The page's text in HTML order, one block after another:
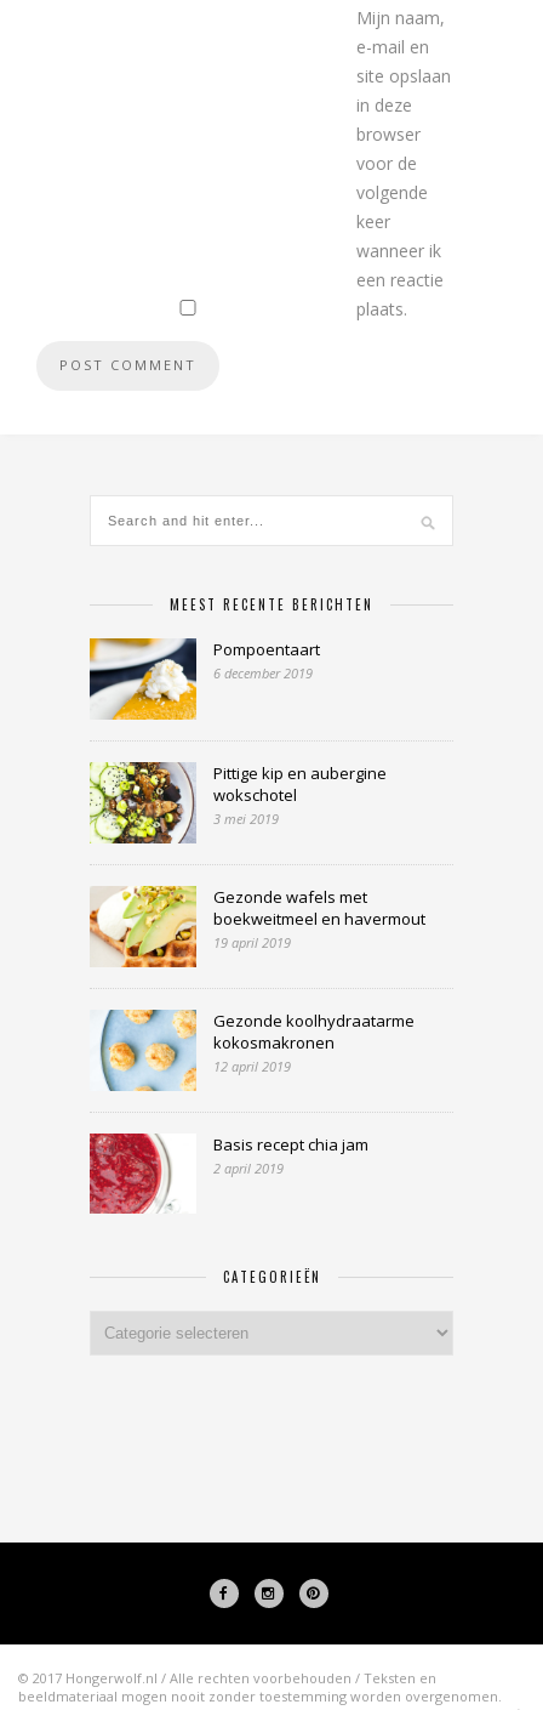
Mijn naam,
e-mail en
site opslaan
in deze
browser
voor de
volgende
keer
wanneer ik
een reactie
plaats.
MEEST RECENTE BERICHTEN
Pompoentaart
6 december 2019
Pittige kip en aubergine
wokschotel
3 mei 2019
Gezonde wafels met
boekweitmeel en havermout
19 april 2019
Gezonde koolhydraatarme
kokosmakronen
12 april 2019
Basis recept chia jam
2 april 2019
CATEGORIEËN
© 2017 Hongerwolf.nl / Alle rechten voorbehouden / Teksten en
beeldmateriaal mogen nooit zonder toestemming worden overgenomen.